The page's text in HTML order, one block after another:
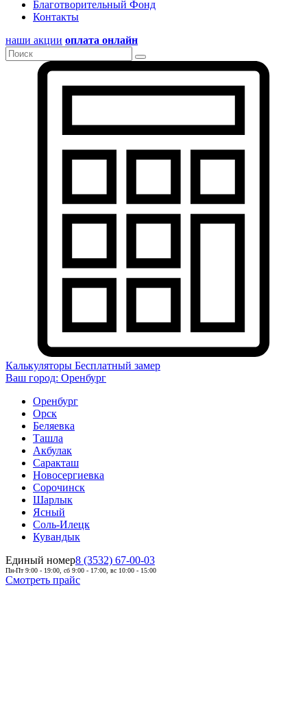
Благотворительный Фонд
Контакты
наши акции оплата онлайн
Калькуляторы Бесплатный замер
Ваш город: Оренбург
Оренбург
Орск
Беляевка
Ташла
Акбулак
Саракташ
Новосергиевка
Сорочинск
Шарлык
Ясный
Соль-Илецк
Кувандык
Единый номер8 (3532) 67-00-03
Пн-Пт 9:00 - 19:00, сб 9:00 - 17:00, вс 10:00 - 15:00
Смотреть прайс